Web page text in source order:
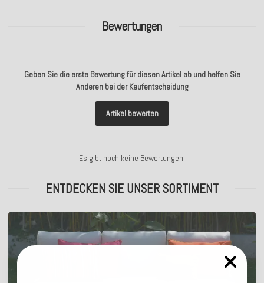
Bewertungen
Geben Sie die erste Bewertung für diesen Artikel ab und helfen Sie
Anderen bei der Kaufentscheidung
Artikel bewerten
Es gibt noch keine Bewertungen.
ENTDECKEN SIE UNSER SORTIMENT